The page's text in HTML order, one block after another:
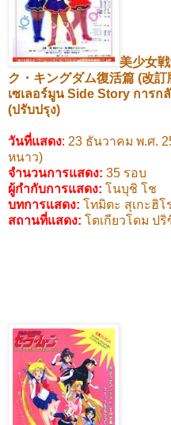
美少女
ク・キングダム復活篇 (改訂
เซเลอร์มูน Side Story การก
(ปรับปรุง)
วันที่แสดง: 23 ธันวาคม พ.ศ.
หนาว)
จำนวนการแสดง: 35 รอบ
ผู้กำกับการแสดง: โนบุชิ โช
บทการแสดง: โทมิตะ สุเกะฮิโ
สถานที่แสดง: โตเกียวโดม ป